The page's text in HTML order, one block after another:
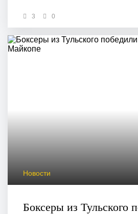
3 0
Новости
Боксеры из Тульского